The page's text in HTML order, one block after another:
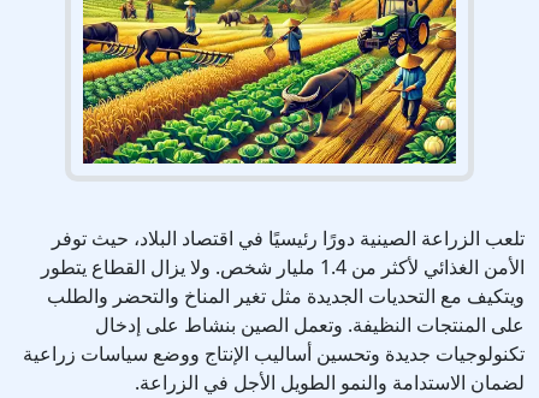
تلعب الزراعة الصينية دورًا رئيسيًا في اقتصاد البلاد، حيث توفر
الأمن الغذائي لأكثر من 1.4 مليار شخص. ولا يزال القطاع يتطور
ويتكيف مع التحديات الجديدة مثل تغير المناخ والتحضر والطلب
على المنتجات النظيفة. وتعمل الصين بنشاط على إدخال
تكنولوجيات جديدة وتحسين أساليب الإنتاج ووضع سياسات زراعية
لضمان الاستدامة والنمو الطويل الأجل في الزراعة.